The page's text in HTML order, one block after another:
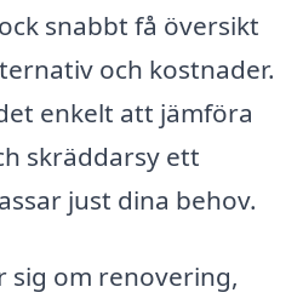
snabbt få översikt
och kostnader.
enkelt att jämföra
skräddarsy ett
just dina behov.
sig om renovering,